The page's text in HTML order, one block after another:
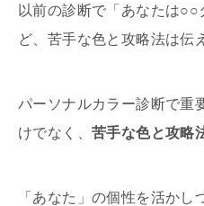
以前の診断で「あなたは
ど、苦手な色と攻略法は伝
パーソナルカラー診断で重
けでなく、苦手な色と攻略
「あなた」の個性を活かし